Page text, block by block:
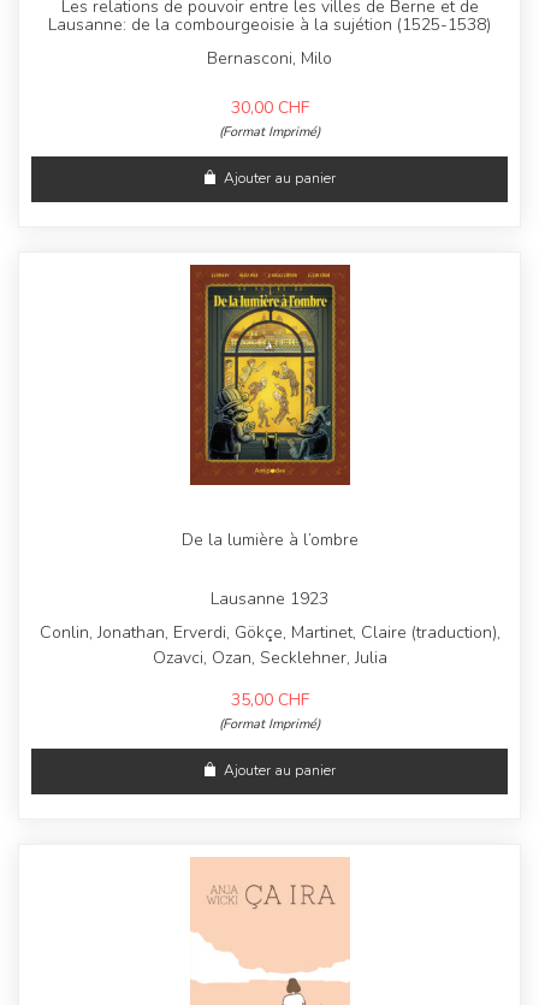
Les relations de pouvoir entre les villes de Berne et de
Lausanne: de la combourgeoisie à la sujétion (1525-1538)
Bernasconi, Milo
30,00 CHF
(Format Imprimé)
Ajouter au panier
De la lumière à l’ombre
Lausanne 1923
Conlin, Jonathan, Erverdi, Gökçe, Martinet, Claire (traduction),
Ozavci, Ozan, Secklehner, Julia
35,00 CHF
(Format Imprimé)
Ajouter au panier